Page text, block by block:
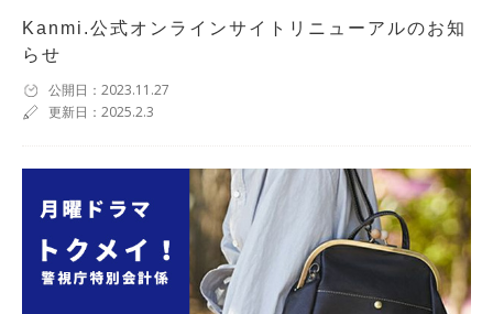
Kanmi.公式オンラインサイトリニューアルのお知
らせ
公開日：2023.11.27
更新日：2025.2.3